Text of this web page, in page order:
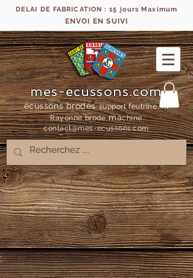
DELAI DE FABRICATION : 15 jours Maximum
ENVOI EN SUIVI
mes-ecussons.com
écussons brodés support feutrine, fil
Rayonne brodémachine
contact@mes-ecussons.com